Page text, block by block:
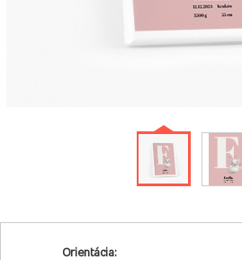
Orientácia: